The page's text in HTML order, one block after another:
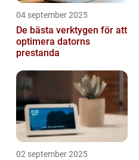
04 september 2025
De bästa verktygen för att
optimera datorns
prestanda
02 september 2025